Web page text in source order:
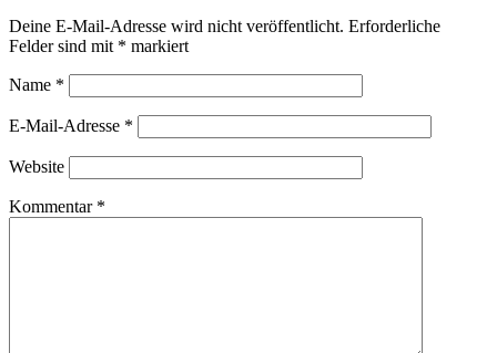
Deine E-Mail-Adresse wird nicht veröffentlicht. Erforderliche
Felder sind mit * markiert
Name *
E-Mail-Adresse *
Website
Kommentar *